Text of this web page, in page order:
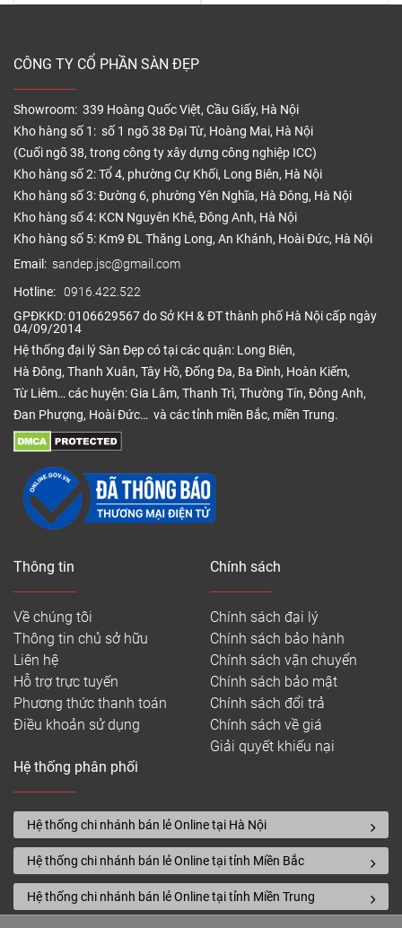
CÔNG TY CỔ PHẦN SÀN ĐẸP
Showroom: 339 Hoàng Quốc Việt, Cầu Giấy, Hà Nội
Kho hàng số 1: số 1 ngõ 38 Đại Từ, Hoàng Mai, Hà Nội
(Cuối ngõ 38, trong công ty xây dựng công nghiệp ICC)
Kho hàng số 2: Tổ 4, phường Cự Khối, Long Biên, Hà Nội
Kho hàng số 3: Đường 6, phường Yên Nghĩa, Hà Đông, Hà Nội
Kho hàng số 4: KCN Nguyên Khê, Đông Anh, Hà Nội
Kho hàng số 5: Km9 ĐL Thăng Long, An Khánh, Hoài Đức, Hà Nội
Email: sandep.jsc@gmail.com
Hotline: 0916.422.522
GPĐKKD: 0106629567 do Sở KH & ĐT thành phố Hà Nội cấp ngày
04/09/2014
Hệ thống đại lý Sàn Đẹp có tại các quận: Long Biên,
Hà Đông, Thanh Xuân, Tây Hồ, Đống Đa, Ba Đình, Hoàn Kiếm,
Từ Liêm… các huyện: Gia Lâm, Thanh Trì, Thường Tín, Đông Anh,
Đan Phượng, Hoài Đức… và các tỉnh miền Bắc, miền Trung.
Thông tin
Về chúng tôi
Thông tin chủ sở hữu
Liên hệ
Hỗ trợ trực tuyến
Phương thức thanh toán
Điều khoản sử dụng
Chính sách
Chính sách đại lý
Chính sách bảo hành
Chính sách vận chuyển
Chính sách bảo mật
Chính sách đổi trả
Chính sách về giá
Giải quyết khiếu nại
Hệ thống phân phối
Hệ thống chi nhánh bán lẻ Online tại Hà Nội
Hệ thống chi nhánh bán lẻ Online tại tỉnh Miền Bắc
Hệ thống chi nhánh bán lẻ Online tại tỉnh Miền Trung